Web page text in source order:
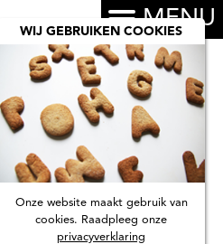
WIJ GEBRUIKEN COOKIES
Onze website maakt gebruik van
cookies. Raadpleeg onze
privacyverklaring
MENU
INTERIEUR